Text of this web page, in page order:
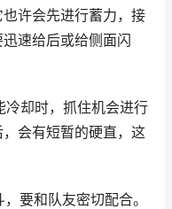
许会先进行蓄力，接
速给后或给侧面闪
冷却时，抓住机会进行
会有短暂的硬直，这
要和队友密切配合。